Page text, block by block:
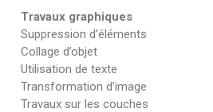
Travaux graphiques
Suppression d’éléments
Collage d’objet
Utilisation de texte
Transformation d’image
Travaux sur les couches